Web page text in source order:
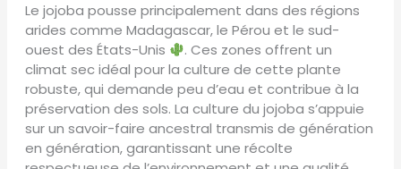
Le jojoba pousse principalement dans des régions
arides comme Madagascar, le Pérou et le sud-
ouest des États-Unis
. Ces zones offrent un
climat sec idéal pour la culture de cette plante
robuste, qui demande peu d’eau et contribue à la
préservation des sols. La culture du jojoba s’appuie
sur un savoir-faire ancestral transmis de génération
en génération, garantissant une récolte